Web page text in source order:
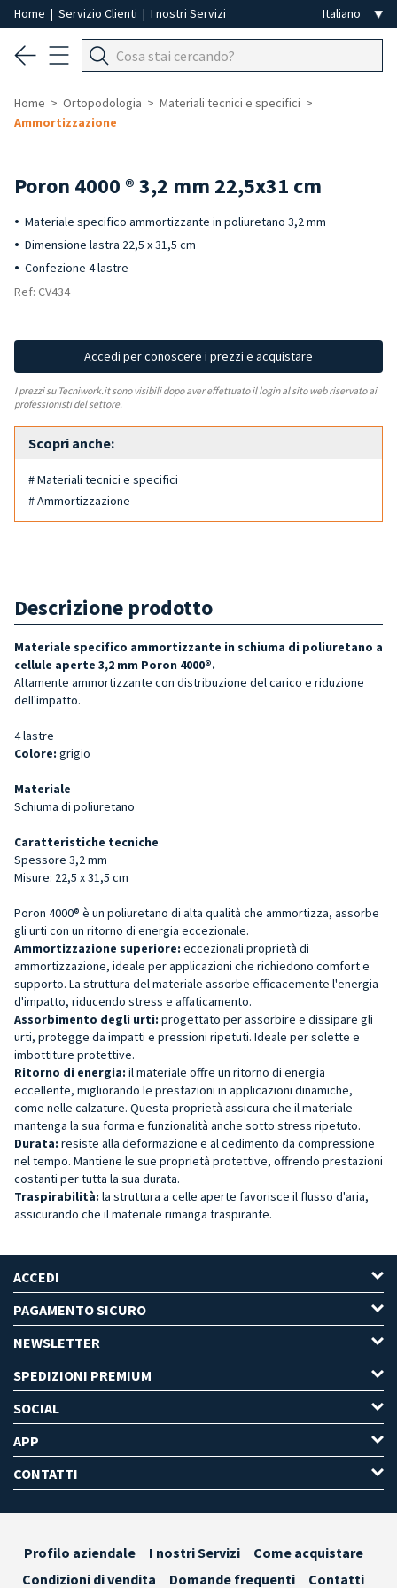
Home | Servizio Clienti | I nostri Servizi
Home Ortopodologia
Materiali tecnici e specifici
Ammortizzazione
Poron 4000 ® 3,2 mm 22,5x31 cm
Materiale specifico ammortizzante in poliuretano 3,2 mm
Dimensione lastra 22,5 x 31,5 cm
Confezione 4 lastre
Ref: CV434
Accedi per conoscere i prezzi e acquistare
I prezzi su Tecniwork.it sono visibili dopo aver effettuato il login al sito web riservato ai
professionisti del settore.
Scopri anche:
# Materiali tecnici e specifici
# Ammortizzazione
Descrizione prodotto
Materiale specifico ammortizzante in schiuma di poliuretano a
cellule aperte 3,2 mm Poron 4000®.
Altamente ammortizzante con distribuzione del carico e riduzione
dell'impatto.
4 lastre
Colore: grigio
Materiale
Schiuma di poliuretano
Caratteristiche tecniche
Spessore 3,2 mm
Misure: 22,5 x 31,5 cm
Poron 4000® è un poliuretano di alta qualità che ammortizza, assorbe
gli urti con un ritorno di energia eccezionale.
Ammortizzazione superiore: eccezionali proprietà di
ammortizzazione, ideale per applicazioni che richiedono comfort e
supporto. La struttura del materiale assorbe efficacemente l'energia
d'impatto, riducendo stress e affaticamento.
Assorbimento degli urti: progettato per assorbire e dissipare gli
urti, protegge da impatti e pressioni ripetuti. Ideale per solette e
imbottiture protettive.
Ritorno di energia: il materiale offre un ritorno di energia
eccellente, migliorando le prestazioni in applicazioni dinamiche,
come nelle calzature. Questa proprietà assicura che il materiale
mantenga la sua forma e funzionalità anche sotto stress ripetuto.
Durata: resiste alla deformazione e al cedimento da compressione
nel tempo. Mantiene le sue proprietà protettive, offrendo prestazioni
costanti per tutta la sua durata.
Traspirabilità: la struttura a celle aperte favorisce il flusso d'aria,
assicurando che il materiale rimanga traspirante.
ACCEDI
PAGAMENTO SICURO
NEWSLETTER
SPEDIZIONI PREMIUM
SOCIAL
APP
CONTATTI
Profilo aziendale I nostri Servizi
Come acquistare
Condizioni di vendita
Domande frequenti Contatti